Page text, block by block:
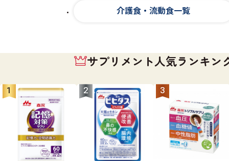
介護食・流動食一覧
サプリメント人気ランキン
1 2 3